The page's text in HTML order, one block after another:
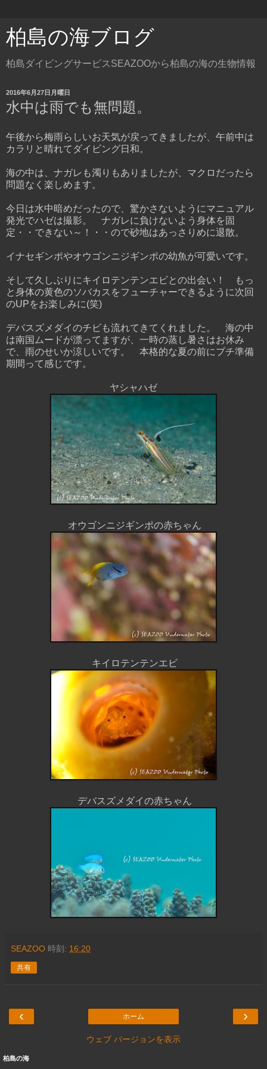
柏島の海ブログ
柏島ダイビングサービスSEAZOOから柏島の海の生物情報
2016年6月27日月曜日
水中は雨でも無問題。
午後から梅雨らしいお天気が戻ってきましたが、午前中は
カラリと晴れてダイビング日和。
海の中は、ナガレも濁りもありましたが、マクロだったら
問題なく楽しめます。
今日は水中暗めだったので、驚かさないようにマニュアル
発光でハゼは撮影。 ナガレに負けないよう身体を固
定・・できない～！・・ので砂地はあっさりめに退散。
イナセギンポやオウゴンニジギンポの幼魚が可愛いです。
そして久しぶりにキイロテンテンエビとの出会い！ もっ
と身体の黄色のソバカスをフューチャーできるように次回
のUPをお楽しみに(笑)
デバスズメダイのチビも流れてきてくれました。 海の中
は南国ムードが漂ってますが、一時の蒸し暑さはお休み
で、雨のせいか涼しいです。 本格的な夏の前にプチ準備
期間って感じです。
ヤシャハゼ
オウゴンニジギンポの赤ちゃん
キイロテンテンエビ
デバスズメダイの赤ちゃん
SEAZOO 時刻: 16:20
共有
‹ ›
ホーム
ウェブ バージョンを表示
柏島の海